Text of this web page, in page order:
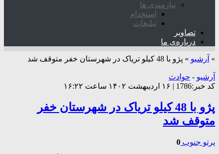
نیازمندی ها
استخدام
تبلیغات
تصاویر
درباره‌ی ما
» آرشیو » پژو با 48 کیلو تریاک در شهرستان خفر متوقف شد
آرشیو - حوادث
کد خبر:1786 | ۱۶ اردیبهشت ۱۴۰۲ ساعت ۱۶:۲۲
پژو با 48 کیلو تریاک در شهرستان خفر
متوقف شد
پرتو جنوب 0